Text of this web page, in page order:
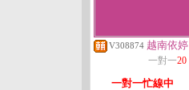
V308874 越南依婷
一對一20
一對一忙線中